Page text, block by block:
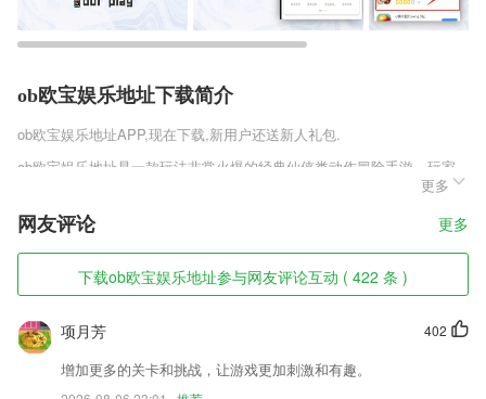
ob欧宝娱乐地址下载简介
ob欧宝娱乐地址APP,现在下载,新用户还送新人礼包.
ob欧宝娱乐地址是一款玩法非常火爆的经典仙侠类动作冒险手游，玩家
在这款游戏中是可以捕捉宠物的，玩家捕捉到的宠物需要进行培养，玩家
培养宠物就可以让宠物变得更加强大，这些宠物还能帮助玩家一起进行通
过各种战斗玩法。
ob欧宝娱乐地址软件特色
1,新媒体业务整合，微博、新闻通、网站签发；
2,200+编程实例，在学习中创建属于自己的2265程序;
3,丰富的车型信息供你看车选车，让你逛越久乐越久，每天都会为用户推
送最新的汽车资讯；
更多
网友评论 更多
下载ob欧宝娱乐地址参与网友评论互动 ( 422 条 )
402
项月芳
增加更多的关卡和挑战，让游戏更加刺激和有趣。